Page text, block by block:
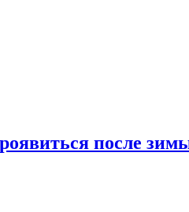
после